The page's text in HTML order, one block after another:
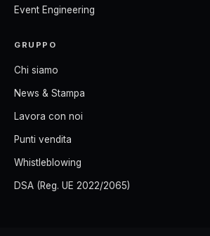
Event Engineering
GRUPPO
Chi siamo
News & Stampa
Lavora con noi
Punti vendita
Whistleblowing
DSA (Reg. UE 2022/2065)